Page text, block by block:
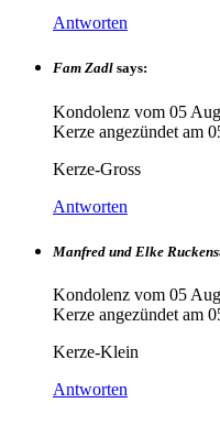
Antworten
Fam Zadl says:
Kondolenz vom 05
Kerze angezündet am
Kerze-Gross
Antworten
Manfred und Elke
Kondolenz vom 05
Kerze angezündet am
Kerze-Klein
Antworten